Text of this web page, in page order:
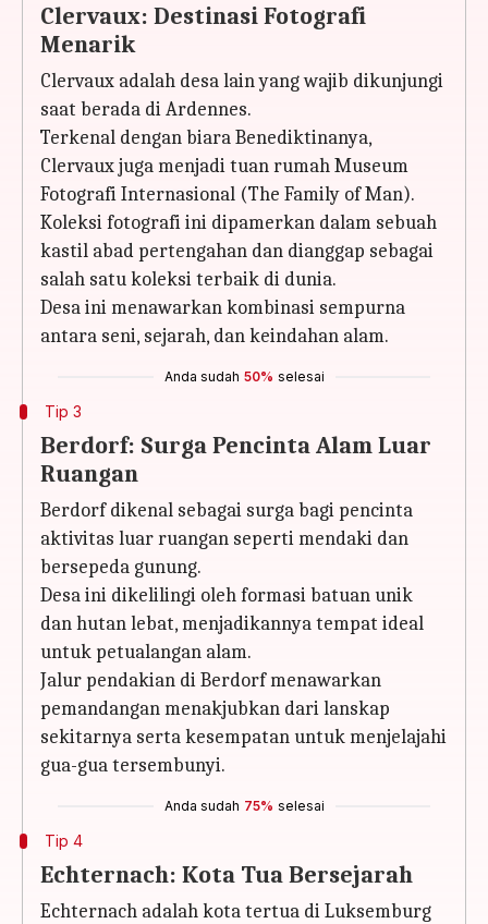
Clervaux: Destinasi Fotografi
Menarik
Clervaux adalah desa lain yang wajib dikunjungi
saat berada di Ardennes.
Terkenal dengan biara Benediktinanya,
Clervaux juga menjadi tuan rumah Museum
Fotografi Internasional (The Family of Man).
Koleksi fotografi ini dipamerkan dalam sebuah
kastil abad pertengahan dan dianggap sebagai
salah satu koleksi terbaik di dunia.
Desa ini menawarkan kombinasi sempurna
antara seni, sejarah, dan keindahan alam.
Anda sudah 50% selesai
Tip 3
Berdorf: Surga Pencinta Alam Luar
Ruangan
Berdorf dikenal sebagai surga bagi pencinta
aktivitas luar ruangan seperti mendaki dan
bersepeda gunung.
Desa ini dikelilingi oleh formasi batuan unik
dan hutan lebat, menjadikannya tempat ideal
untuk petualangan alam.
Jalur pendakian di Berdorf menawarkan
pemandangan menakjubkan dari lanskap
sekitarnya serta kesempatan untuk menjelajahi
gua-gua tersembunyi.
Anda sudah 75% selesai
Tip 4
Echternach: Kota Tua Bersejarah
Echternach adalah kota tertua di Luksemburg